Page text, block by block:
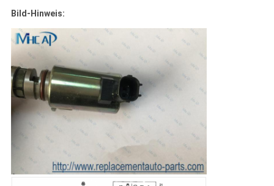
Bild-Hinweis: